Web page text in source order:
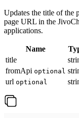
Updates the title of the
page URL in the
applications.
Name
title
fromApi optional
url optional